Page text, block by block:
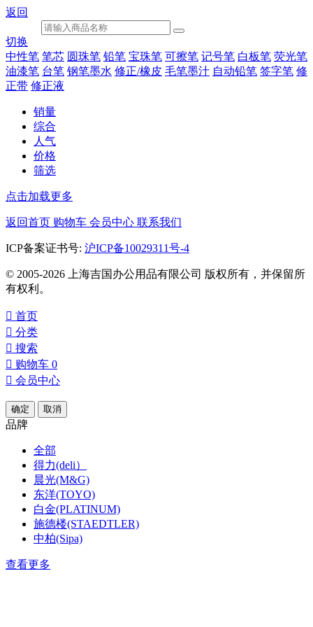
返回
切换
中性笔 笔芯 圆珠笔 铅笔 宝珠笔 可擦笔 记号笔 白板笔 荧光笔
油漆笔 台笔 钢笔墨水 修正/橡皮 毛笔墨汁 自动铅笔 签字笔 修
正带 修正液
销量
综合
人气
价格
筛选
点击加载更多
返回首页 购物车 会员中心 联系我们
ICP备案证书号: 沪ICP备10029311号-4
© 2005-2026 上海吉国办公用品有限公司 版权所有，并保留所
有权利。
 首页
 分类
 搜索
 购物车 0
 会员中心
确定 取消
品牌
全部
得力(deli）
晨光(M&G)
东洋(TOYO)
白金(PLATINUM)
施德楼(STAEDTLER)
中柏(Sipa)
查看更多